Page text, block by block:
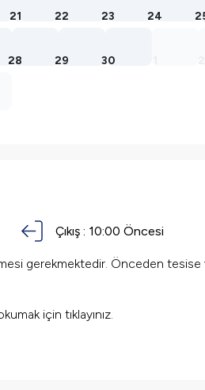
21 22 23 24
28 29 30
Çıkış : 10:00 Öncesi
gerekmektedir. Önceden tesise
için tıklayınız.